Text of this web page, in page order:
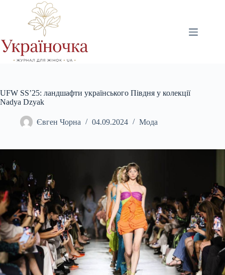
UFW SS’25: ландшафти українського Півдня у колекції
Nadya Dzyak
Євген Чорна 04.09.2024 Мода